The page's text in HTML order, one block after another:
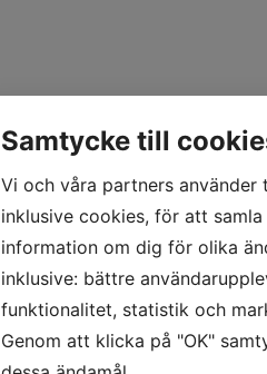
Samtycke till
Vi och våra partners använder
inklusive cookies, för att samla
information om dig för olika
inklusive: bättre
funktionalitet, statistik och
Genom att klicka på "OK"